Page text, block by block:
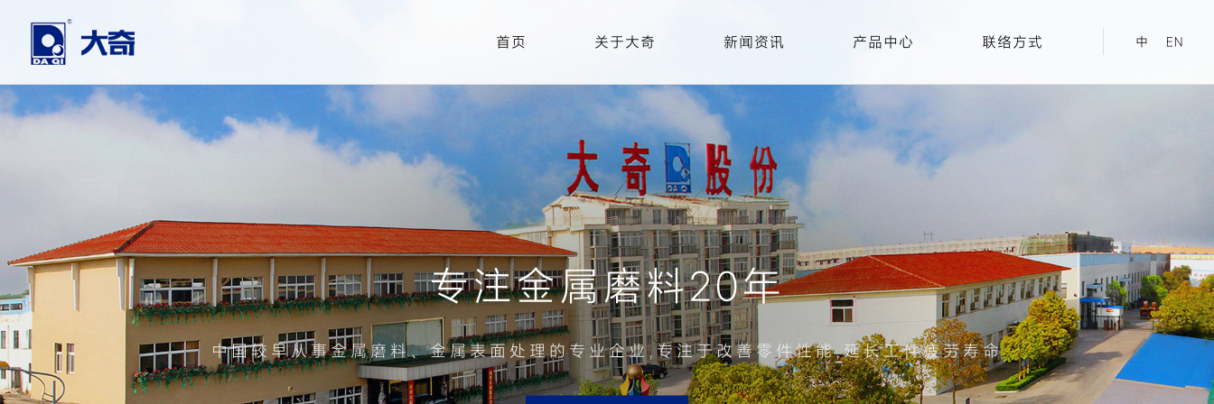
首页 关于大奇 新闻资讯 产品中心 联络方式 中 EN
专注金属磨料20年
中国较早从事金属磨料、金属表面处理的专业企业,专注于改善零件性能,延长工件疲劳寿命